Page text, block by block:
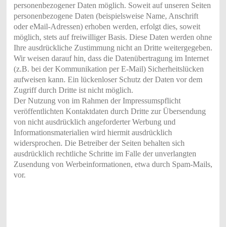
personenbezogener Daten möglich. Soweit auf unseren Seiten
personenbezogene Daten (beispielsweise Name, Anschrift
oder eMail-Adressen) erhoben werden, erfolgt dies, soweit
möglich, stets auf freiwilliger Basis. Diese Daten werden ohne
Ihre ausdrückliche Zustimmung nicht an Dritte weitergegeben.
Wir weisen darauf hin, dass die Datenübertragung im Internet
(z.B. bei der Kommunikation per E-Mail) Sicherheitslücken
aufweisen kann. Ein lückenloser Schutz der Daten vor dem
Zugriff durch Dritte ist nicht möglich.
Der Nutzung von im Rahmen der Impressumspflicht
veröffentlichten Kontaktdaten durch Dritte zur Übersendung
von nicht ausdrücklich angeforderter Werbung und
Informationsmaterialien wird hiermit ausdrücklich
widersprochen. Die Betreiber der Seiten behalten sich
ausdrücklich rechtliche Schritte im Falle der unverlangten
Zusendung von Werbeinformationen, etwa durch Spam-Mails,
vor.